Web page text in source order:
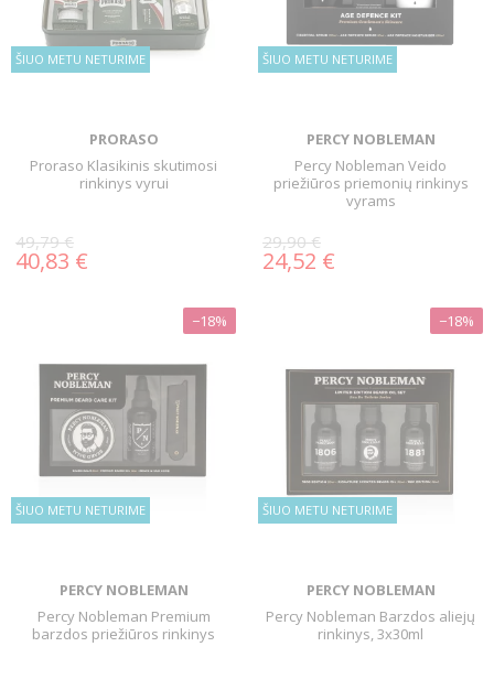
ŠIUO METU NETURIME
PRORASO
Proraso Klasikinis skutimosi
rinkinys vyrui
49,79 €
40,83 €
ŠIUO METU NETURIME
PERCY NOBLEMAN
Percy Nobleman Veido
priežiūros priemonių rinkinys
vyrams
29,90 €
24,52 €
ŠIUO METU NETURIME
−18%
PERCY NOBLEMAN
Percy Nobleman Premium
barzdos priežiūros rinkinys
ŠIUO METU NETURIME
−18%
PERCY NOBLEMAN
Percy Nobleman Barzdos aliejų
rinkinys, 3x30ml